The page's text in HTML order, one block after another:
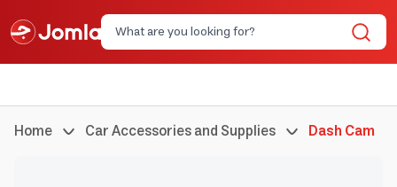
Home Car Accessories and Supplies Dash Cam